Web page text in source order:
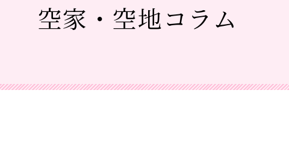
空家・空地コラム